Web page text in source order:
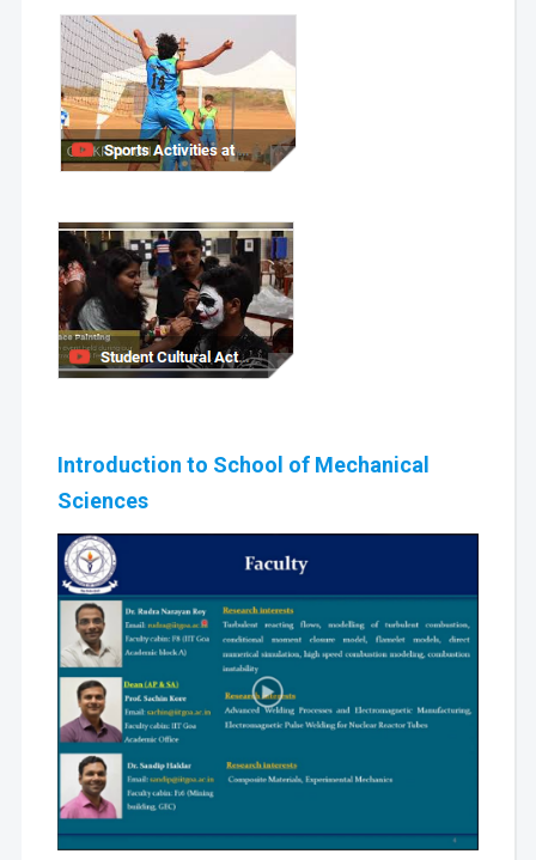
Introduction to School of Mechanical
Sciences